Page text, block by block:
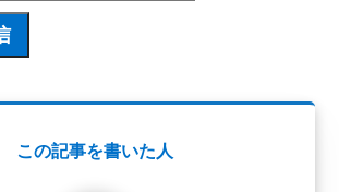
この記事を書いた人